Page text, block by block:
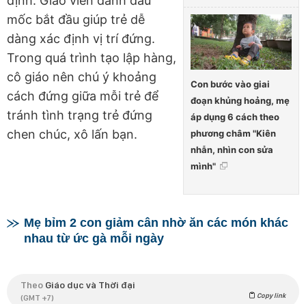
Con bước vào giai
đoạn khủng hoảng, mẹ
áp dụng 6 cách theo
phương châm "Kiên
nhẫn, nhìn con sửa
mình"
mốc bắt đầu giúp trẻ dễ
dàng xác định vị trí đứng.
Trong quá trình tạo lập hàng,
cô giáo nên chú ý khoảng
cách đứng giữa mỗi trẻ để
tránh tình trạng trẻ đứng
chen chúc, xô lấn bạn.
Mẹ bỉm 2 con giảm cân nhờ ăn các món khác
nhau từ ức gà mỗi ngày
Theo Giáo dục và Thời đại
(GMT +7) Copy link